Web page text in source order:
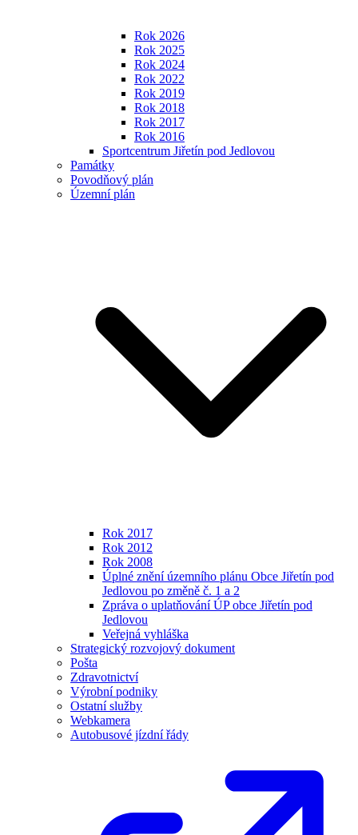
Rok 2026
Rok 2025
Rok 2024
Rok 2022
Rok 2019
Rok 2018
Rok 2017
Rok 2016
Sportcentrum Jiřetín pod Jedlovou
Památky
Povodňový plán
Územní plán
Rok 2017
Rok 2012
Rok 2008
Úplné znění územního plánu Obce Jiřetín pod
Jedlovou po změně č. 1 a 2
Zpráva o uplatňování ÚP obce Jiřetín pod
Jedlovou
Veřejná vyhláška
Strategický rozvojový dokument
Pošta
Zdravotnictví
Výrobní podniky
Ostatní služby
Webkamera
Autobusové jízdní řády